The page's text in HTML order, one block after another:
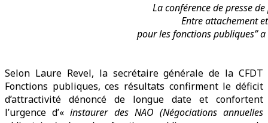
La conférence de presse
Entre attachement
pour les fonctions publiques”
Selon Laure Revel, la secrétaire générale de la CFDT
Fonctions publiques, ces résultats confirment le déficit
d’attractivité dénoncé de longue date et confortent
l’urgence d’«instaurer des NAO (Négociations annuelles